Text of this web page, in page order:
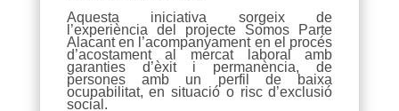
Aquesta iniciativa sorgeix de
l’experiència del projecte Somos Parte
Alacant en l’acompanyament en el procés
d’acostament al mercat laboral amb
garanties d’èxit i permanència, de
persones amb un perfil de baixa
ocupabilitat, en situació o risc d’exclusió
social.